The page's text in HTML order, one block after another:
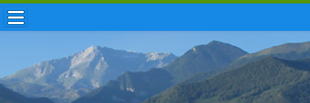
ACCUEIL / INFOS
MUNICIPALITÉ